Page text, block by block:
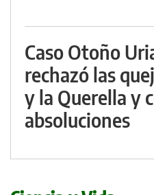
Caso Otoño
rechazó las
y la Querella y
absoluciones